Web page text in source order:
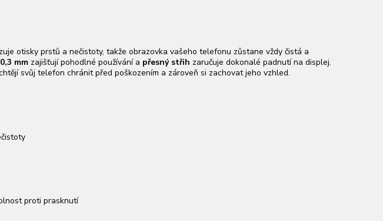
otisky prstů a nečistoty, takže obrazovka vašeho telefonu zůstane vždy čistá a
mm zajišťují pohodlné používání a přesný střih zaručuje dokonalé padnutí na displej.
svůj telefon chránit před poškozením a zároveň si zachovat jeho vzhled.
proti prasknutí